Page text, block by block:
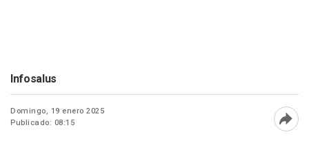
Infosalus
Domingo, 19 enero 2025
Publicado: 08:15